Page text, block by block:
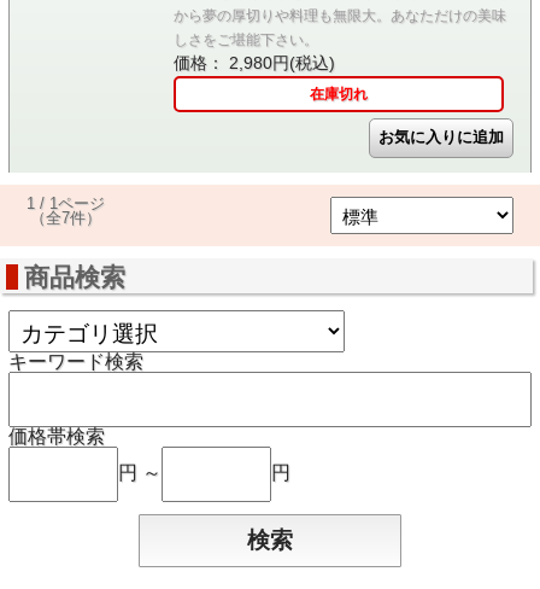
から夢の厚切りや料理も無限大。あなただけの美味
しさをご堪能下さい。
価格： 2,980円(税込)
在庫切れ
1 / 1ページ
（全7件）
商品検索
キーワード検索
価格帯検索
円 ～
円